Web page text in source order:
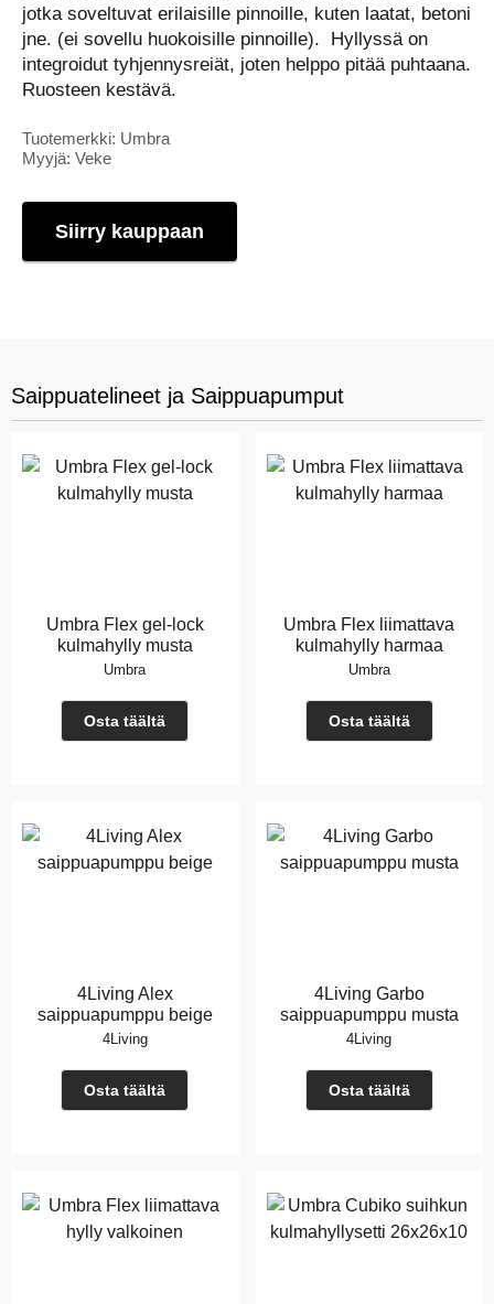
jotka soveltuvat erilaisille pinnoille, kuten laatat, betoni
jne. (ei sovellu huokoisille pinnoille). Hyllyssä on
integroidut tyhjennysreiät, joten helppo pitää puhtaana.
Ruosteen kestävä.
Tuotemerkki: Umbra
Myyjä: Veke
Siirry kauppaan
Saippuatelineet ja Saippuapumput
Umbra Flex gel-lock
kulmahylly musta
Umbra
Osta täältä
Umbra Flex liimattava
kulmahylly harmaa
Umbra
Osta täältä
4Living Alex
saippuapumppu beige
4Living
Osta täältä
4Living Garbo
saippuapumppu musta
4Living
Osta täältä